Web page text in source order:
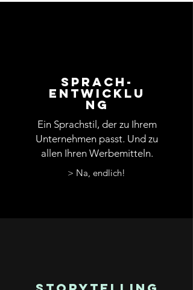
Sprach-
entwicklu
ng
Ein Sprachstil, der zu Ihrem
Unternehmen passt. Und zu
allen Ihren Werbemitteln.
> Na, endlich!